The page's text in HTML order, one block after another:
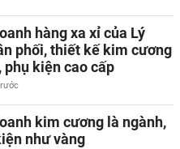
hàng xa xỉ của Lý
phối, thiết kế kim cương
kiện cao cấp
kim cương là ngành,
như vàng